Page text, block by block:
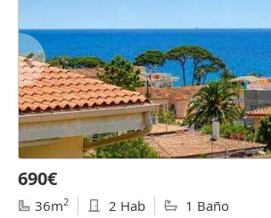
690€
36m2 2 Hab 1 Baño